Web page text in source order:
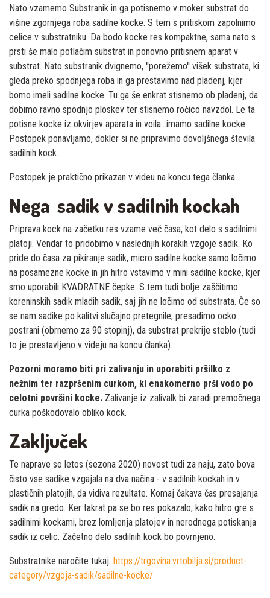
Nato vzamemo Substranik in ga potisnemo v moker substrat do
višine zgornjega roba sadilne kocke. S tem s pritiskom zapolnimo
celice v substratniku. Da bodo kocke res kompaktne, sama nato s
prsti še malo potlačim substrat in ponovno pritisnem aparat v
substrat. Nato substranik dvignemo, ''porežemo'' višek substrata, ki
gleda preko spodnjega roba in ga prestavimo nad pladenj, kjer
bomo imeli sadilne kocke. Tu ga še enkrat stisnemo ob pladenj, da
dobimo ravno spodnjo ploskev ter stisnemo ročico navzdol. Le ta
potisne kocke iz okvirjev aparata in voila…imamo sadilne kocke.
Postopek ponavljamo, dokler si ne pripravimo dovoljšnega števila
sadilnih kock.
Postopek je praktično prikazan v videu na koncu tega članka.
Nega sadik v sadilnih kockah
Priprava kock na začetku res vzame več časa, kot delo s sadilnimi
platoji. Vendar to pridobimo v naslednjih korakih vzgoje sadik. Ko
pride do časa za pikiranje sadik, micro sadilne kocke samo ločimo
na posamezne kocke in jih hitro vstavimo v mini sadilne kocke, kjer
smo uporabili KVADRATNE čepke. S tem tudi bolje zaščitimo
koreninskih sadik mladih sadik, saj jih ne ločimo od substrata. Če so
se nam sadike po kalitvi slučajno pretegnile, presadimo ocko
postrani (obrnemo za 90 stopinj), da substrat prekrije steblo (tudi
to je prestavljeno v videju na koncu članka).
Pozorni moramo biti pri zalivanju in uporabiti pršilko z
nežnim ter razpršenim curkom, ki enakomerno prši vodo po
celotni površini kocke. Zalivanje iz zalivalk bi zaradi premočnega
curka poškodovalo obliko kock.
Zaključek
Te naprave so letos (sezona 2020) novost tudi za naju, zato bova
čisto vse sadike vzgajala na dva načina - v sadilnih kockah in v
plastičnih platojih, da vidiva rezultate. Komaj čakava čas presajanja
sadik na gredo. Ker takrat pa se bo res pokazalo, kako hitro gre s
sadilnimi kockami, brez lomljenja platojev in nerodnega potiskanja
sadik iz celic. Začetno delo sadilnih kock bo povrnjeno.
Substratnike naročite tukaj: https://trgovina.vrtobilja.si/product-
category/vzgoja-sadik/sadilne-kocke/